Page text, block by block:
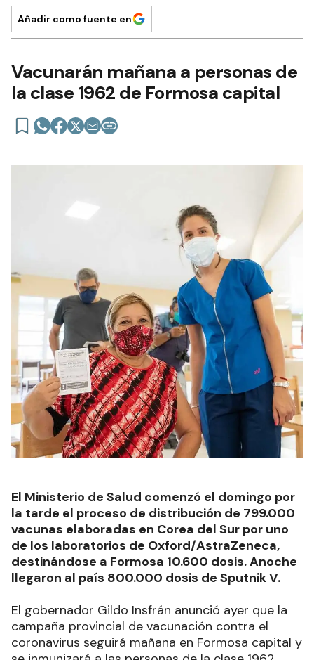
Añadir como fuente en
Vacunarán mañana a personas de
la clase 1962 de Formosa capital
El Ministerio de Salud comenzó el domingo por
la tarde el proceso de distribución de 799.000
vacunas elaboradas en Corea del Sur por uno
de los laboratorios de Oxford/AstraZeneca,
destinándose a Formosa 10.600 dosis. Anoche
llegaron al país 800.000 dosis de Sputnik V.
El gobernador Gildo Insfrán anunció ayer que la
campaña provincial de vacunación contra el
coronavirus seguirá mañana en Formosa capital y